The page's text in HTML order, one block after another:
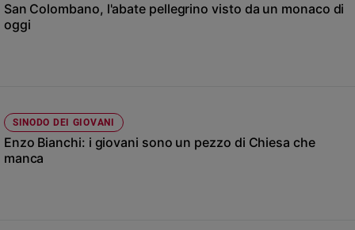
Chiesa
Santi
Devozione
e
San Colombano, l'abate pellegrino visto da un monaco di
oggi
SINODO DEI GIOVANI
Enzo Bianchi: i giovani sono un pezzo di Chiesa che
manca